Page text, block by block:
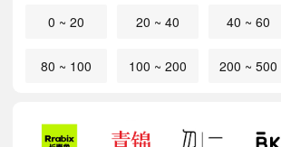
0 ~ 20 20 ~ 40 40 ~ 60
80 ~ 100 100 ~ 200 200 ~ 500